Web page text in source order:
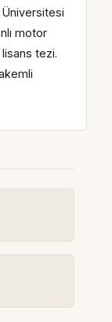
motor
lisans tezi.